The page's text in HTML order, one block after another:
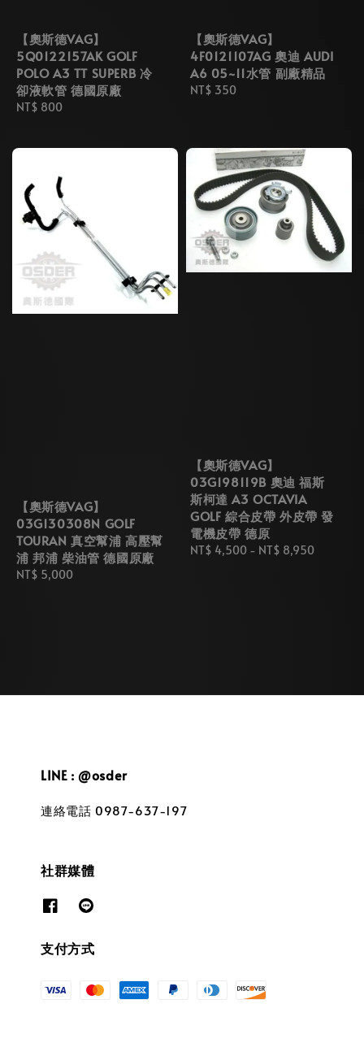
【奧斯德VAG】
5Q0122157AK GOLF
POLO A3 TT SUPERB 冷
卻液軟管 德國原廠
Regular
NT$ 800
【奧斯德VAG】
4F0121107AG 奧迪 AUDI
A6 05~11水管 副廠精品
Regular
NT$ 350
【奧斯德VAG】
03G130308N GOLF
TOURAN 真空幫浦 高壓幫
浦 邦浦 柴油管 德國原廠
Regular
NT$ 5,000
【奧斯德VAG】
03G198119B 奧迪 福斯
斯柯達 A3 OCTAVIA
GOLF 綜合皮帶 外皮帶 發
電機皮帶 德原
Regular
NT$ 4,500 - NT$ 8,950
LINE : @osder
連絡電話 0987-637-197
社群媒體
支付方式